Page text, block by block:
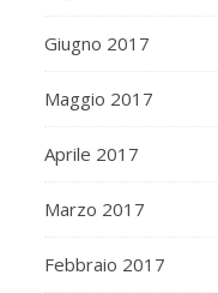
Giugno 2017
Maggio 2017
Aprile 2017
Marzo 2017
Febbraio 2017